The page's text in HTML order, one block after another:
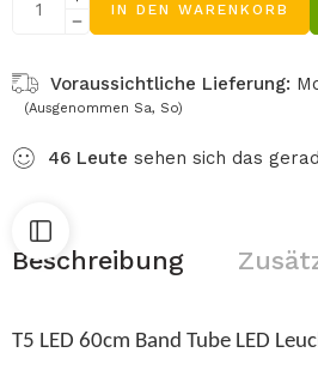
IN DEN WARENKORB
Voraussichtliche Lieferung:
(Ausgenommen Sa, So)
46 Leute sehen sich das
Beschreibung
T5 LED 60cm Band Tube LED